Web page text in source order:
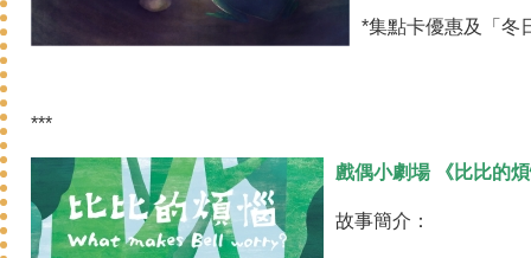
*集點卡優惠及「冬
***
戲偶小劇場 《比比的
故事簡介：